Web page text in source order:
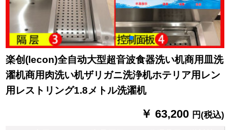
楽创(lecon)全自动大型超音波食器洗い机商用皿洗
濯机商用肉洗い机ザリガニ洗浄机ホテリア用レン
用レストリング1.8メトル洗濯机
￥ 63,200 円(税込)